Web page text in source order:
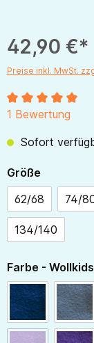
42,90 €*
Preise inkl. MwSt.
1 Bewertung
Sofort
Größe
62/68
74/
134/140
Farbe - Wollkids
navy